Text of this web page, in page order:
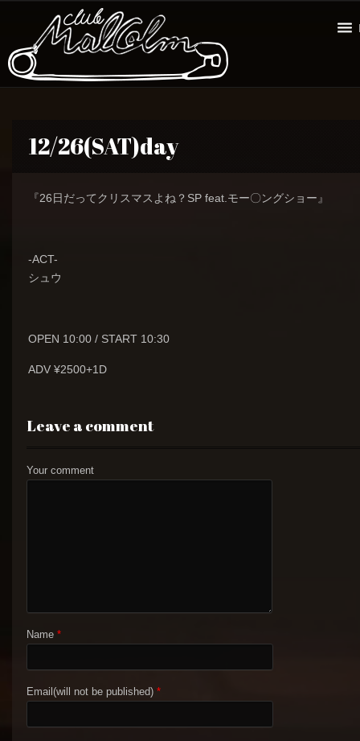
12/26(SAT)day
『26日だってクリスマスよね？SP feat.モー〇ングショー』
-ACT-
シュウ
OPEN 10:00 / START 10:30
ADV ¥2500+1D
Leave a comment
Your comment
Name *
Email(will not be published) *